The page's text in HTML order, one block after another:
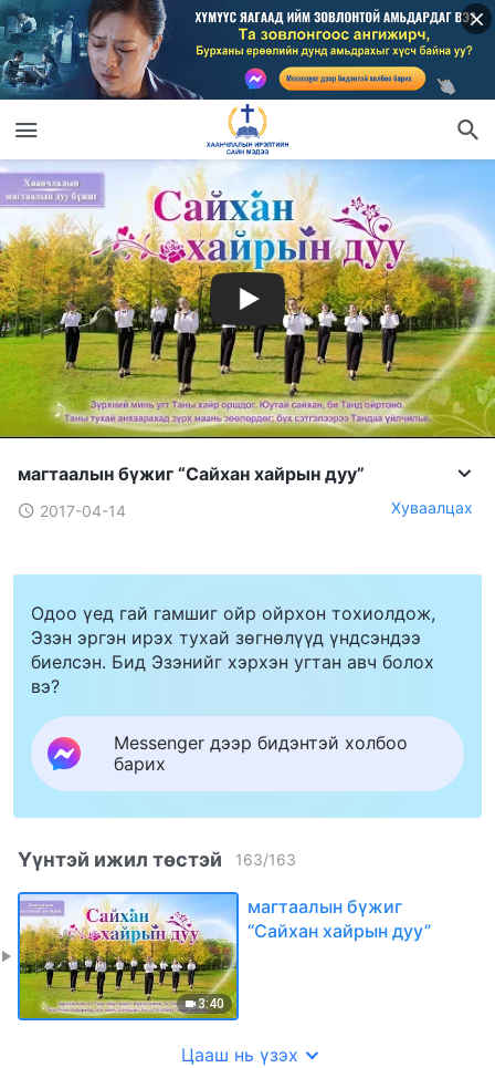
магтаалын бүжиг “Сайхан хайрын дуу”
2017-04-14 Хуваалцах
Одоо үед гай гамшиг ойр ойрхон тохиолдож,
Эзэн эргэн ирэх тухай зөгнөлүүд үндсэндээ
биелсэн. Бид Эзэнийг хэрхэн угтан авч болох
вэ?
Messenger дээр бидэнтэй холбоо
барих
Үүнтэй ижил төстэй 163/163
3:40
магтаалын бүжиг
“Сайхан хайрын дуу”
Цааш нь үзэх